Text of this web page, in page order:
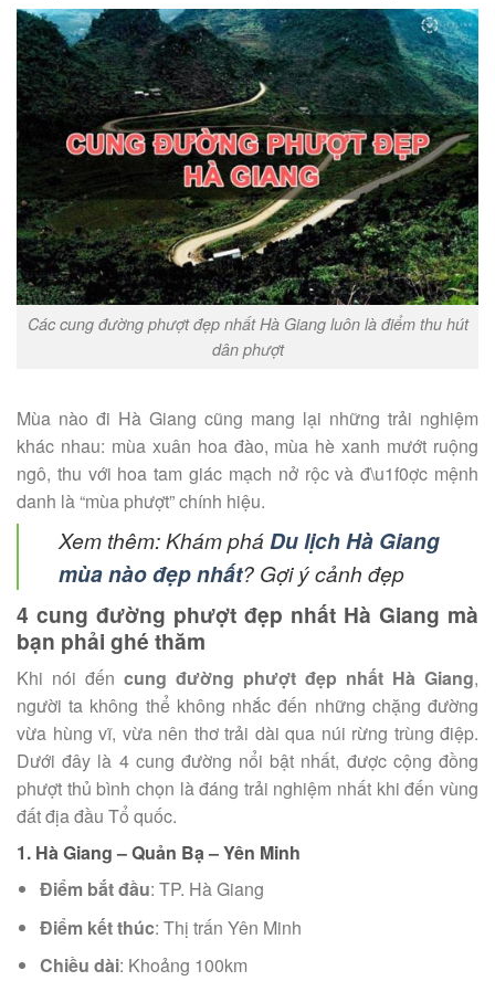
Các cung đường phượt đẹp nhất Hà Giang luôn là điểm thu hút
dân phượt
Mùa nào đi Hà Giang cũng mang lại những trải nghiệm
khác nhau: mùa xuân hoa đào, mùa hè xanh mướt ruộng
ngô, thu với hoa tam giác mạch nở rộc và đ\u1f0ợc mệnh
danh là “mùa phượt” chính hiệu.
Xem thêm:Khám pháDu lịch Hà Giang
mùa nào đẹp nhất? Gợi ý cảnh đẹp
4 cung đường phượt đẹp nhất Hà Giang mà
bạn phải ghé thăm
Khi nói đến cung đường phượt đẹp nhất Hà Giang,
người ta không thể không nhắc đến những chặng đường
vừa hùng vĩ, vừa nên thơ trải dài qua núi rừng trùng điệp.
Dưới đây là 4 cung đường nổi bật nhất, được cộng đồng
phượt thủ bình chọn là đáng trải nghiệm nhất khi đến vùng
đất địa đầu Tổ quốc.
1. Hà Giang – Quản Bạ – Yên Minh
Điểm bắt đầu: TP. Hà Giang
Điểm kết thúc: Thị trấn Yên Minh
Chiều dài: Khoảng 100km